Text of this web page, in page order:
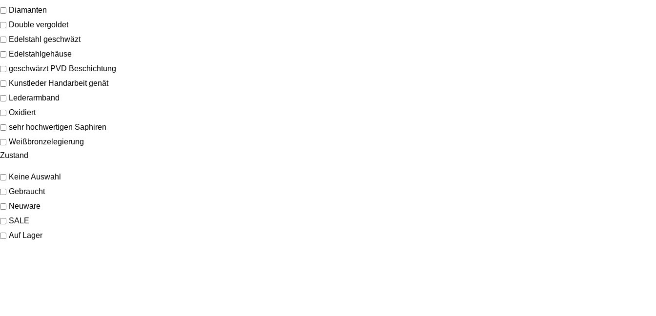
Diamanten
Double vergoldet
Edelstahl geschwäzt
Edelstahlgehäuse
geschwärzt PVD Beschichtung
Kunstleder Handarbeit genät
Lederarmband
Oxidiert
sehr hochwertigen Saphiren
Weißbronzelegierung
Zustand
Keine Auswahl
Gebraucht
Neuware
SALE
Auf Lager